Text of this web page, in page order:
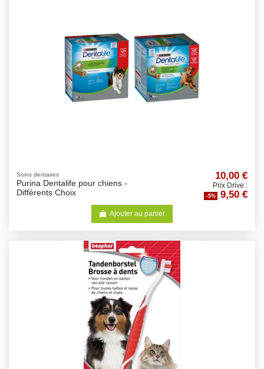
Soins dentaires
Purina Dentalife pour chiens -
Différents Choix
10,00 €
Prix Drive :
-5% 9,50 €
Ajouter au panier